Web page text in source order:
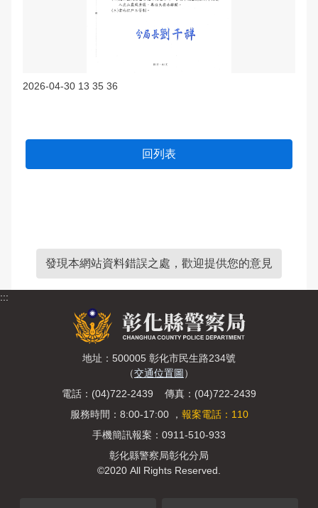
2026-04-30 13 35 36
回列表
發現本網站資料錯誤之處，歡迎提供您的意見
:::
地址：500005 彰化市民生路234號
（交通位置圖 ）
電話：(04)722-2439 傳真：(04)722-2439
服務時間：8:00-17:00 ， 報案電話：110
手機簡訊報案：0911-510-933
彰化縣警察局彰化分局
©2020 All Rights Reserved.